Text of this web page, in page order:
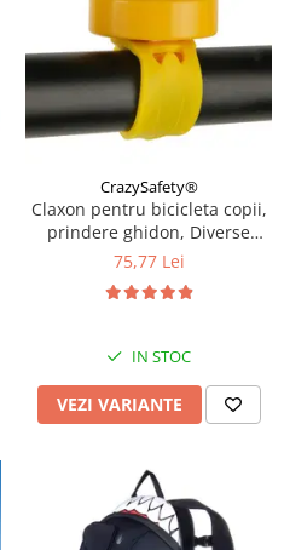
CrazySafety®
Claxon pentru bicicleta copii,
prindere ghidon, Diverse
modele si culori
75,77 Lei
IN STOC
VEZI VARIANTE